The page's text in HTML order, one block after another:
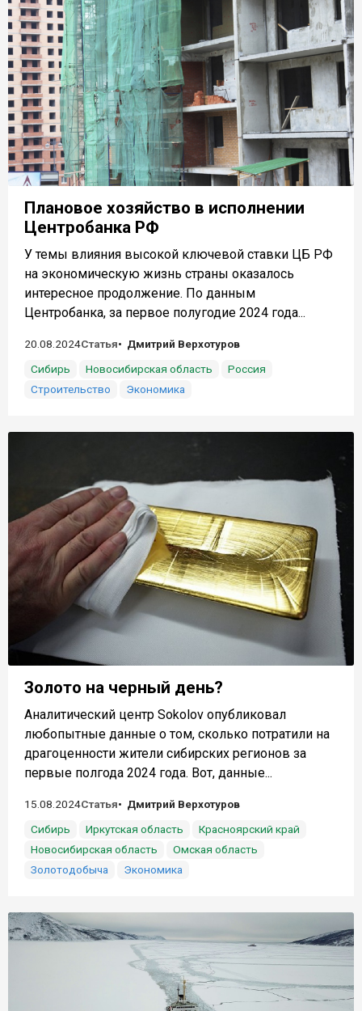
Плановое хозяйство в исполнении
Центробанка РФ
У темы влияния высокой ключевой ставки ЦБ РФ
на экономическую жизнь страны оказалось
интересное продолжение. По данным
Центробанка, за первое полугодие 2024 года...
20.08.2024Статья
Дмитрий Верхотуров
Сибирь
Новосибирская область
Россия
Строительство
Экономика
Золото на черный день?
Аналитический центр Sokolov опубликовал
любопытные данные о том, сколько потратили на
драгоценности жители сибирских регионов за
первые полгода 2024 года. Вот, данные...
15.08.2024Статья
Дмитрий Верхотуров
Сибирь
Иркутская область
Красноярский край
Новосибирская область
Омская область
Золотодобыча
Экономика